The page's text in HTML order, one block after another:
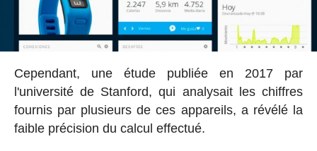
Cependant, une étude publiée en 2017 par
l'université de Stanford, qui analysait les chiffres
fournis par plusieurs de ces appareils, a révélé la
faible précision du calcul effectué.